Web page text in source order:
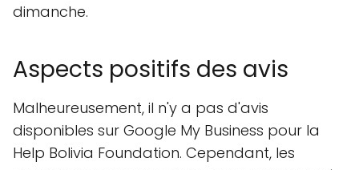
dimanche.
Aspects positifs des avis
Malheureusement, il n'y a pas d'avis
disponibles sur Google My Business pour la
Help Bolivia Foundation. Cependant, les